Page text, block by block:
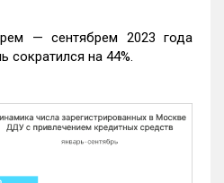
— сентябрем 2023 года
сократился на 44%.